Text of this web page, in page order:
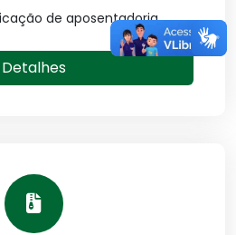
de aposentadoria
Detalhes